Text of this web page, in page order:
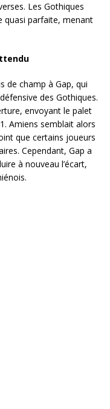
Les Gothiques
quasi parfaite, menant
de champ à Gap, qui
des Gothiques.
envoyant le palet
Amiens semblait alors
que certains joueurs
Cependant, Gap a
à nouveau l’écart,